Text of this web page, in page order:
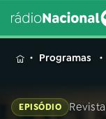
MENUProgramas
EPISÓDIO